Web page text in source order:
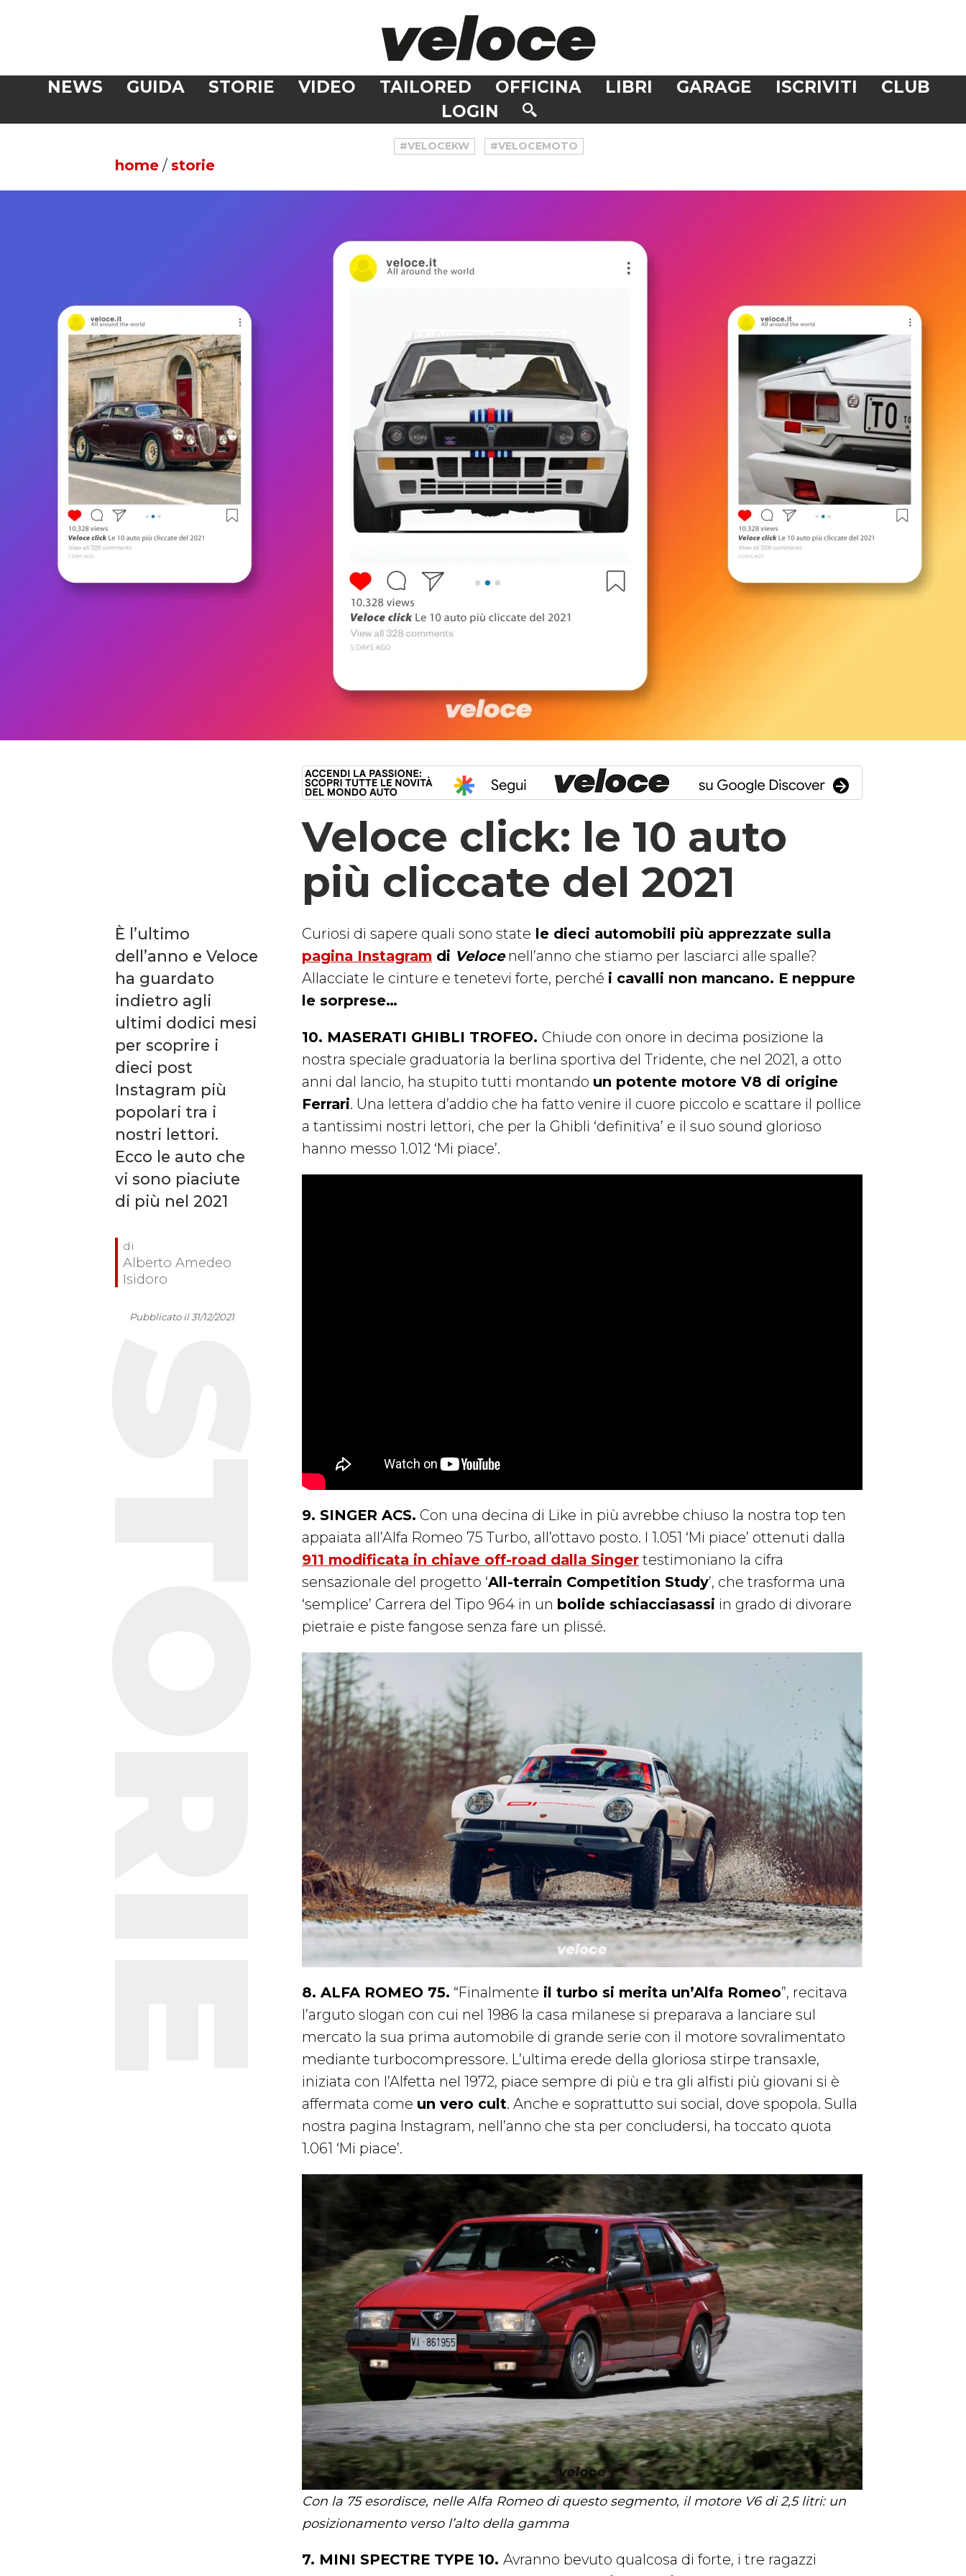
NEWS GUIDA STORIE VIDEO TAILORED OFFICINA LIBRI GARAGE ISCRIVITI
CLUB
LOGIN
#VELOCEKW #VELOCEMOTO
home / storie
Veloce click: le 10 auto
più cliccate del 2021
È l’ultimo
dell’anno e Veloce
ha guardato
indietro agli
ultimi dodici mesi
per scoprire i
dieci post
Instagram più
popolari tra i
nostri lettori.
Ecco le auto che
vi sono piaciute
di più nel 2021
Alberto Amedeo
Isidoro
Pubblicato il 31/12/2021
Curiosi di sapere quali sono state le dieci automobili più apprezzate sulla
pagina Instagram di Velocenell’anno che stiamo per lasciarci alle spalle?
Allacciate le cinture e tenetevi forte, perché i cavalli non mancano. E neppure
le sorprese…
10. MASERATI GHIBLI TROFEO. Chiude con onore in decima posizione la
nostra speciale graduatoria la berlina sportiva del Tridente, che nel 2021, a otto
anni dal lancio, ha stupito tutti montando un potente motore V8 di origine
Ferrari. Una lettera d’addio che ha fatto venire il cuore piccolo e scattare il pollice
a tantissimi nostri lettori, che per la Ghibli ‘definitiva’ e il suo sound glorioso
hanno messo 1.012 ‘Mi piace’.
9. SINGER ACS. Con una decina di Like in più avrebbe chiuso la nostra top ten
appaiata all’Alfa Romeo 75 Turbo, all’ottavo posto. I 1.051 ‘Mi piace’ ottenuti dalla
911 modificata in chiave off-road dalla Singer testimoniano la cifra
sensazionale del progetto ‘All-terrain Competition Study’, che trasforma una
‘semplice’ Carrera del Tipo 964 in un bolide schiacciasassi in grado di divorare
pietraie e piste fangose senza fare un plissé.
8. ALFA ROMEO 75. “Finalmente il turbo si merita un’Alfa Romeo”, recitava
l’arguto slogan con cui nel 1986 la casa milanese si preparava a lanciare sul
mercato la sua prima automobile di grande serie con il motore sovralimentato
mediante turbocompressore. L’ultima erede della gloriosa stirpe transaxle,
iniziata con l’Alfetta nel 1972, piace sempre di più e tra gli alfisti più giovani si è
affermata come un vero cult. Anche e soprattutto sui social, dove spopola. Sulla
nostra pagina Instagram, nell’anno che sta per concludersi, ha toccato quota
1.061 ‘Mi piace’.
Con la 75 esordisce, nelle Alfa Romeo di questo segmento, il motore V6 di 2,5 litri: un
posizionamento verso l’alto della gamma
7. MINI SPECTRE TYPE 10. Avranno bevuto qualcosa di forte, i tre ragazzi